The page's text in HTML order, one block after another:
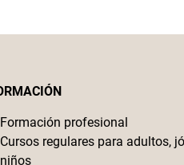
Formación profesional
Cursos regulares para adultos,
niños